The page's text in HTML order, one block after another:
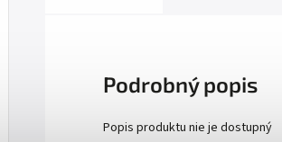
Podrobný popis
Popis produktu nie je dostupný